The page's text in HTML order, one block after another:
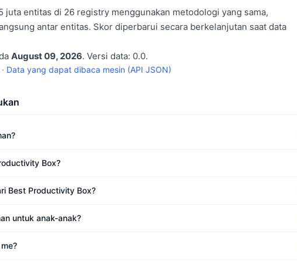
juta entitas di 26 registry menggunakan metodologi yang sama,
antar entitas. Skor diperbarui secara berkelanjutan saat data
August 09, 2026. Versi data: 0.0.
· Data yang dapat dibaca mesin (API JSON)
Box?
Best Productivity Box?
untuk anak-anak?